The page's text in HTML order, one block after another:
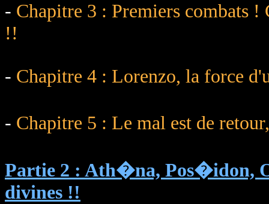
- Chapitre 3 : Premiers combats
!!
- Chapitre 4 : Lorenzo, la force
- Chapitre 5 : Le mal est de
Partie 2 : Ath�na, Pos�idon,
divines !!